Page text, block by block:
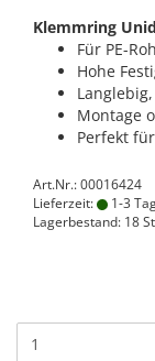
Klemmring
Für PE-
Hohe
Montage
Perfekt
Art.Nr.: 00016424
Lieferzeit:
1-3
Lagerbestand: 18